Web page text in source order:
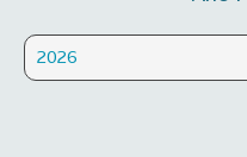
2026